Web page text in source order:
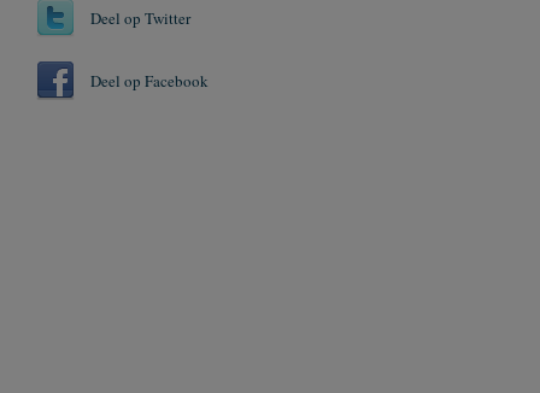
Deel op Twitter
Deel op Facebook